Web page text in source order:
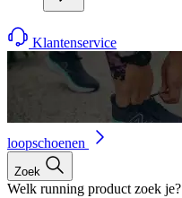
Klantenservice
loopschoenen
Zoek
Welk running product zoek je?